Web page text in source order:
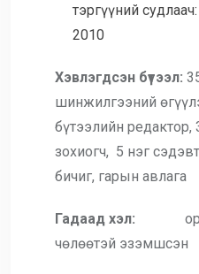
тэргүүний
2010
Хэвлэгдсэн бүтээл:
шинжилгээний
бүтээлийн редактор,
зохиогч, 5 нэг
бичиг, гарын авлага
Гадаад хэл:
чөлөөтэй